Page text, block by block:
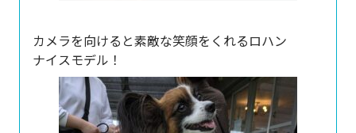
カメラを向けると素敵な笑顔をくれるロハン
ナイスモデル！